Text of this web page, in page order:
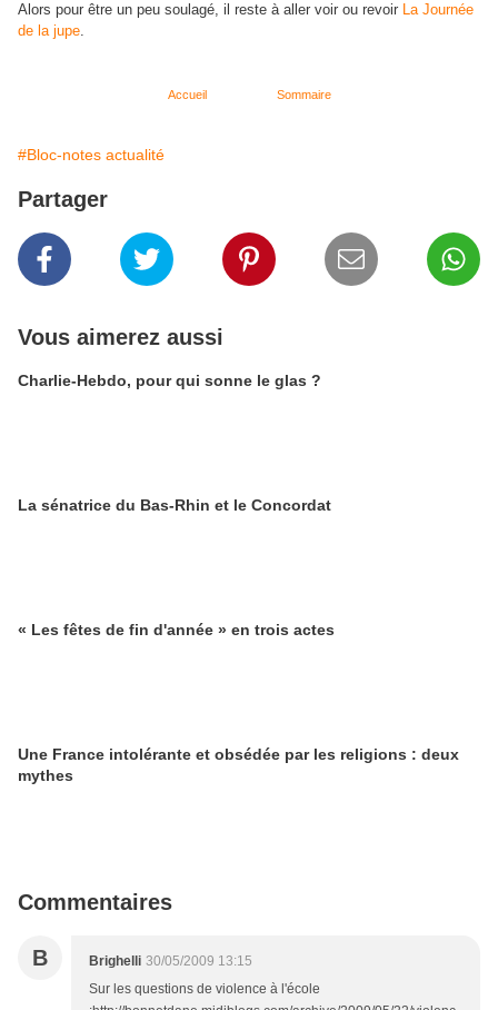
Alors pour être un peu soulagé, il reste à aller voir ou revoir La Journée
de la jupe.
Accueil Sommaire
#Bloc-notes actualité
Partager
Vous aimerez aussi
Charlie-Hebdo, pour qui sonne le glas ?
La sénatrice du Bas-Rhin et le Concordat
« Les fêtes de fin d'année » en trois actes
Une France intolérante et obsédée par les religions : deux
mythes
Commentaires
B Brighelli 30/05/2009 13:15
Sur les questions de violence à l'école